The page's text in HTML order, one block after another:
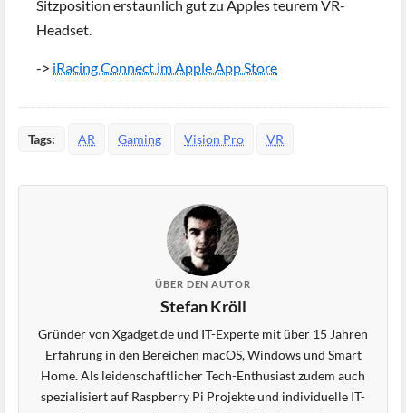
Sitzposition erstaunlich gut zu Apples teurem VR-
Headset.
-> iRacing Connect im Apple App Store
Tags: AR Gaming Vision Pro VR
ÜBER DEN AUTOR
Stefan Kröll
Gründer von Xgadget.de und IT-Experte mit über 15 Jahren
Erfahrung in den Bereichen macOS, Windows und Smart
Home. Als leidenschaftlicher Tech-Enthusiast zudem auch
spezialisiert auf Raspberry Pi Projekte und individuelle IT-